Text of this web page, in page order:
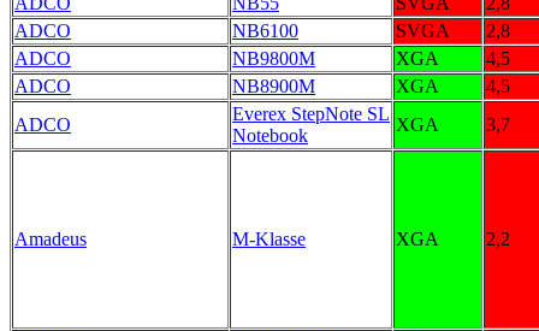
ADCO
NB6100 SVGA
2,8
ADCO
NB9800M XGA
4,5
ADCO
NB8900M XGA
4,5
ADCO
Everex StepNote SL
Notebook
XGA 3,7
Amadeus M-Klasse XGA 2,2